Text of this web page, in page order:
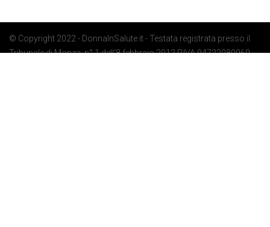
© Copyright 2022 - DonnaInSalute.it - Testata registrata presso il
Tribunale di Monza: n° 1 dell'8 febbraio 2012 P.IVA 04722080969 -